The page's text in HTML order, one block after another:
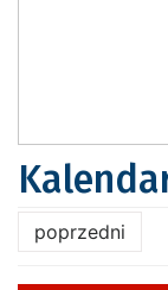
poprzedni